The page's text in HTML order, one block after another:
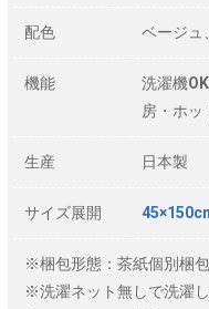
配色 ベージュ
機能
洗濯機
房・ホッ
生産 日本製
サイズ展開
※梱包形態：茶紙個別梱包
※洗濯ネット無しで洗濯